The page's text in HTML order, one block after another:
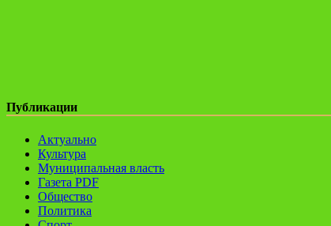
Публикации
Актуально
Культура
Муниципальная власть
Газета PDF
Общество
Политика